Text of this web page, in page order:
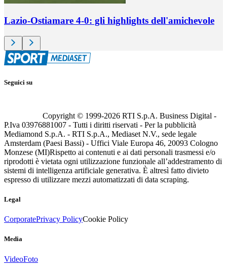
Lazio-Ostiamare 4-0: gli highlights dell'amichevole
Seguici su
Copyright © 1999-2026 RTI S.p.A. Business Digital -
P.Iva 03976881007 - Tutti i diritti riservati - Per la pubblicità
Mediamond S.p.A. - RTI S.p.A., Mediaset N.V., sede legale
Amsterdam (Paesi Bassi) - Uffici Viale Europa 46, 20093 Cologno
Monzese (MI)Rispetto ai contenuti e ai dati personali trasmessi e/o
riprodotti è vietata ogni utilizzazione funzionale all’addestramento di
sistemi di intelligenza artificiale generativa. È altresì fatto divieto
espresso di utilizzare mezzi automatizzati di data scraping.
Legal
CorporatePrivacy PolicyCookie Policy
Media
VideoFoto